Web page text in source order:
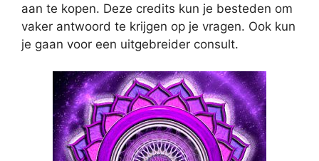
aan te kopen. Deze credits kun je besteden om
vaker antwoord te krijgen op je vragen. Ook kun
je gaan voor een uitgebreider consult.